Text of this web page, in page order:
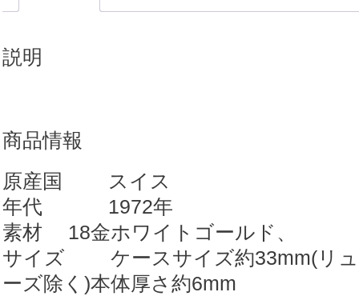
レ
シ
constellation18
金
無
垢
ホ
ワ
説明
商品情報
原産国 スイス
年代 1972年
素材 18金ホワイトゴールド、
サイズ ケースサイズ約33mm(リュ
ーズ除く)本体厚さ約6mm